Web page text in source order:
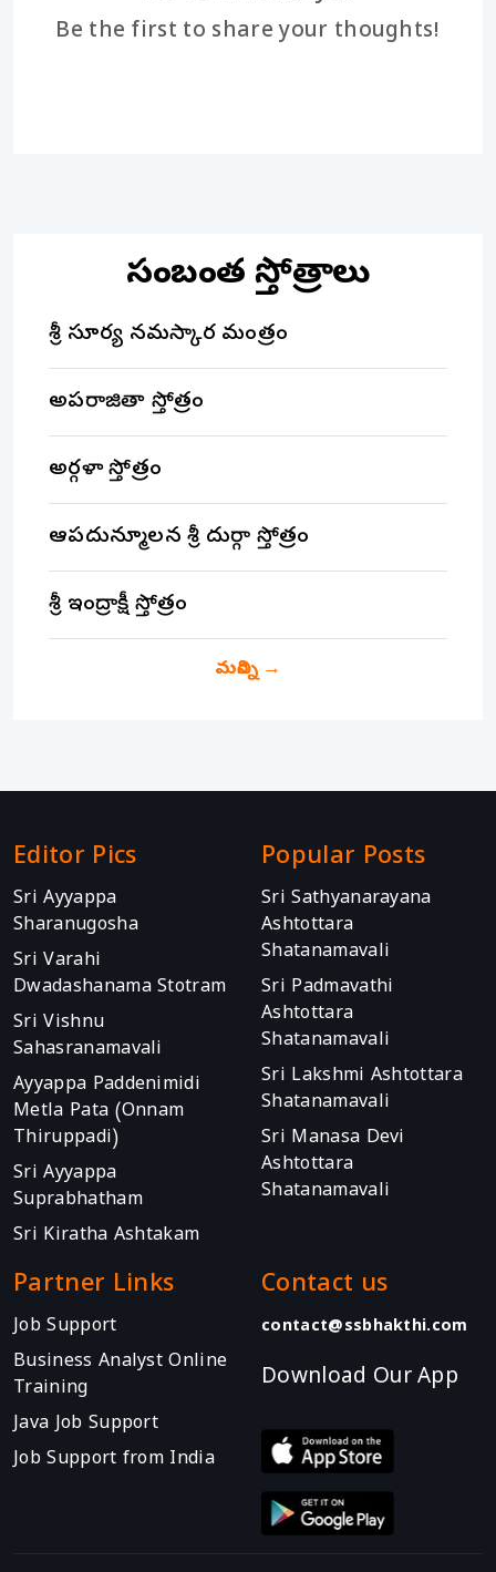
Be the first to share your thoughts!
సంబంధిత స్తోత్రాలు
శ్రీ సూర్య నమస్కార మంత్రం
అపరాజితా స్తోత్రం
అర్గళా స్తోత్రం
ఆపదున్మూలన శ్రీ దుర్గా స్తోత్రం
శ్రీ ఇంద్రాక్షీ స్తోత్రం
మరిన్ని→
Editor Pics
Sri Ayyappa
Sharanugosha
Sri Varahi
Dwadashanama Stotram
Sri Vishnu
Sahasranamavali
Ayyappa Paddenimidi
Metla Pata (Onnam
Thiruppadi)
Sri Ayyappa
Suprabhatham
Sri Kiratha Ashtakam
Popular Posts
Sri Sathyanarayana
Ashtottara
Shatanamavali
Sri Padmavathi
Ashtottara
Shatanamavali
Sri Lakshmi Ashtottara
Shatanamavali
Sri Manasa Devi
Ashtottara
Shatanamavali
Partner Links
Job Support
Business Analyst Online
Training
Java Job Support
Job Support from India
Contact us
contact@ssbhakthi.com
Download Our App